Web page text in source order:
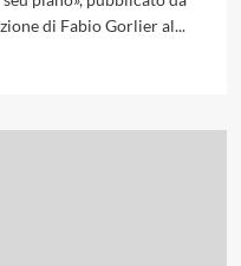
di Fabio Gorlier al...